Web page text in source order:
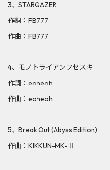
3、STARGAZER
作詞：FB777
作曲：FB777
4、モノトライアンフセスキ
作詞：eoheoh
作曲：eoheoh
5、Break Out (Abyss Edition)
作曲：KIKKUN-MK-Ⅱ